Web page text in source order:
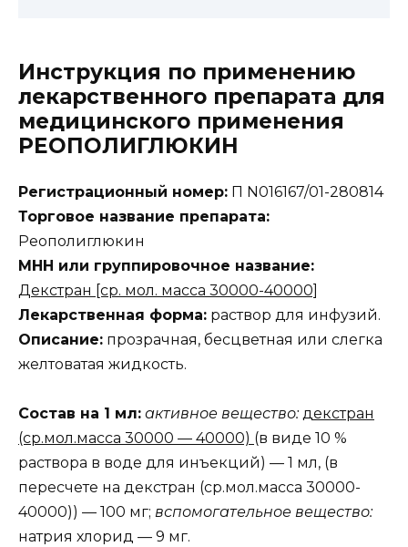
Инструкция по применению
лекарственного препарата для
медицинского применения
РЕОПОЛИГЛЮКИН
Регистрационный номер: П N016167/01-280814
Торговое название препарата:
Реополиглюкин
МНН или группировочное название:
Декстран [ср. мол. масса 30000-40000]
Лекарственная форма: раствор для инфузий.
Описание: прозрачная, бесцветная или слегка
желтоватая жидкость.
Состав на 1 мл: активное вещество:декстран
(ср.мол.масса 30000 — 40000) (в виде 10 %
раствора в воде для инъекций) — 1 мл, (в
пересчете на декстран (ср.мол.масса 30000-
40000)) — 100 мг; вспомогательное вещество:
натрия хлорид — 9 мг.